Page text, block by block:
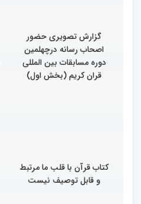
گزارش تصویری حضور
اصحاب رسانه درچهلمین
دوره مسابقات بین المللی
قران کریم (بخش اول)
کتاب قرآن با قلب ما مرتبط
و قابل توصیف نیست